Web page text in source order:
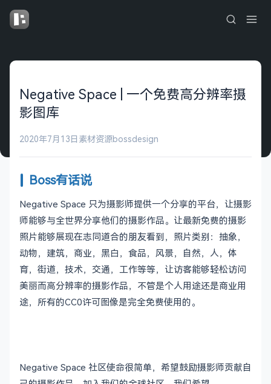
Negative Space | 一个免费高分辨率摄
影图库
2020年7月13日 素材资源bossdesign
Boss有话说
Negative Space 只为摄影师提供一个分享的平台，让摄影
师能够与全世界分享他们的摄影作品。让最新免费的摄影
照片能够展现在志同道合的朋友看到，照片类别：抽象，
动物，建筑，商业，黑白，食品，风景，自然，人，体
育，街道，技术，交通，工作等等，让访客能够轻松访问
美丽而高分辨率的摄影作品，不管是个人用途还是商业用
途，所有的CC0许可图像是完全免费使用的。
Negative Space 社区使命很简单，希望鼓励摄影师贡献自